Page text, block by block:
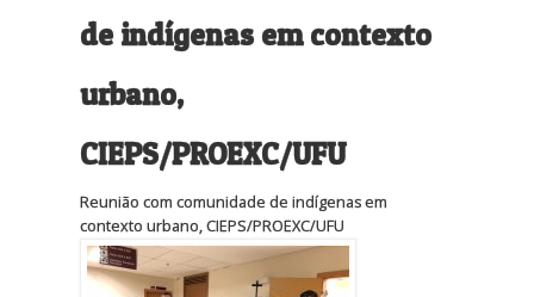
de indígenas em contexto
urbano,
CIEPS/PROEXC/UFU
Reunião com comunidade de indígenas em
contexto urbano, CIEPS/PROEXC/UFU